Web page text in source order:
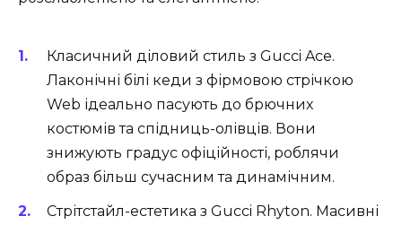
Класичний діловий стиль з Gucci Ace.
Лаконічні білі кеди з фірмовою стрічкою
Web ідеально пасують до брючних
костюмів та спідниць-олівців. Вони
знижують градус офіційності, роблячи
образ більш сучасним та динамічним.
Стрітстайл-естетика з Gucci Rhyton. Масивні